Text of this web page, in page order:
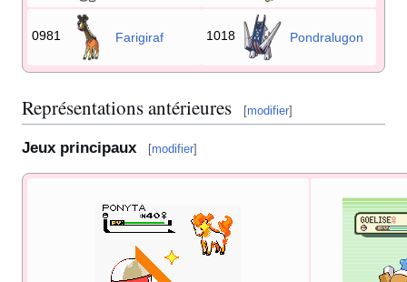
0981 Farigiraf 1018 Pondralugon
Représentations antérieures [modifier]
Jeux principaux [modifier]